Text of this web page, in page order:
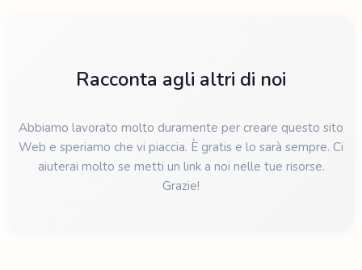
Racconta agli altri di noi
Abbiamo lavorato molto duramente per creare questo sito
Web e speriamo che vi piaccia. È gratis e lo sarà sempre. Ci
aiuterai molto se metti un link a noi nelle tue risorse.
Grazie!